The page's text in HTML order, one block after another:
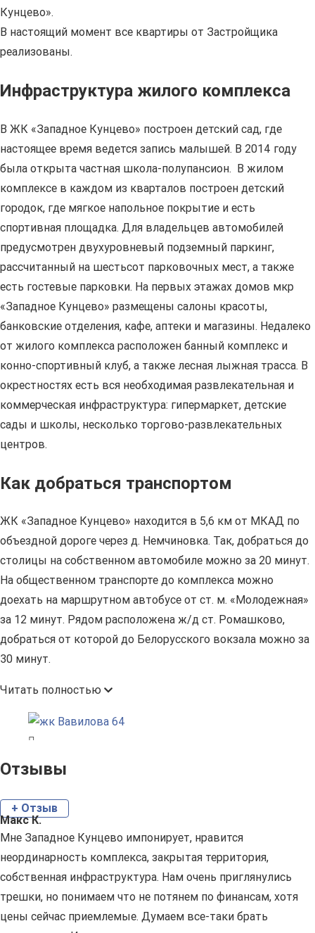
Кунцево».
В настоящий момент все квартиры от Застройщика
реализованы.
Инфраструктура жилого комплекса
В ЖК «Западное Кунцево» построен детский сад, где
настоящее время ведется запись малышей. В 2014 году
была открыта частная школа-полупансион. В жилом
комплексе в каждом из кварталов построен детский
городок, где мягкое напольное покрытие и есть
спортивная площадка. Для владельцев автомобилей
предусмотрен двухуровневый подземный паркинг,
рассчитанный на шестьсот парковочных мест, а также
есть гостевые парковки. На первых этажах домов мкр
«Западное Кунцево» размещены салоны красоты,
банковские отделения, кафе, аптеки и магазины. Недалеко
от жилого комплекса расположен банный комплекс и
конно-спортивный клуб, а также лесная лыжная трасса. В
окрестностях есть вся необходимая развлекательная и
коммерческая инфраструктура: гипермаркет, детские
сады и школы, несколько торгово-развлекательных
центров.
Как добраться транспортом
ЖК «Западное Кунцево» находится в 5,6 км от МКАД по
объездной дороге через д. Немчиновка. Так, добраться до
столицы на собственном автомобиле можно за 20 минут.
На общественном транспорте до комплекса можно
доехать на маршрутном автобусе от ст. м. «Молодежная»
за 12 минут. Рядом расположена ж/д ст. Ромашково,
добраться от которой до Белорусского вокзала можно за
30 минут.
Читать полностью
Отзывы
+ Отзыв
Макс К.
Мне Западное Кунцево импонирует, нравится
неординарность комплекса, закрытая территория,
собственная инфраструктура. Нам очень приглянулись
трешки, но понимаем что не потянем по финансам, хотя
цены сейчас приемлемые. Думаем все-таки брать